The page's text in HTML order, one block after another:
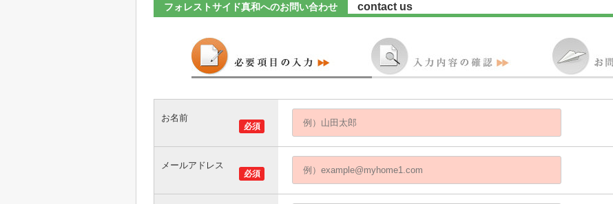
フォレストサイド真和へのお問い合わせ contact us
必須
お名前
必須
メールアドレス